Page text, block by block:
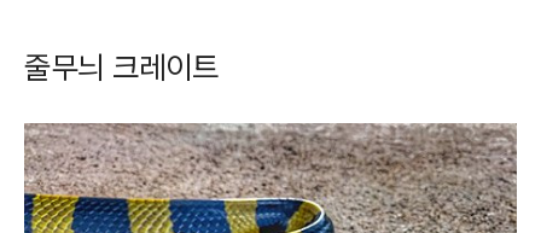
줄무늬 크레이트